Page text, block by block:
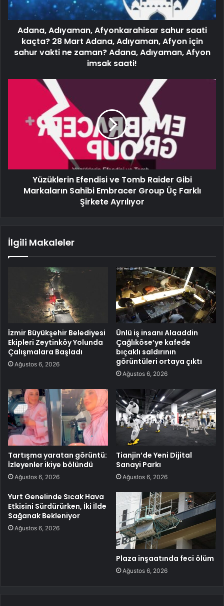
Adana, Adıyaman, Afyonkarahisar sahur saati
kaçta? 28 Mart Adana, Adıyaman, Afyon için
sahur vakti ne zaman? Adana, Adıyaman, Afyon
imsak saati!
Yüzüklerin Efendisi ve Tomb Raider Gibi
Markaların Sahibi Embracer Group Üç Farklı
Şirkete Ayrılıyor
İlgili Makaleler
İzmir Büyükşehir Belediyesi
Ekipleri Zeytinköy Yolunda
Çalışmalara Başladı
Ağustos 6, 2026
Ünlü iş insanı Alaaddin
Çağlıköse’ye kafede
bıçaklı saldırının
görüntüleri ortaya çıktı
Ağustos 6, 2026
Tartışma yaratan görüntü:
İzleyenler ikiye bölündü
Ağustos 6, 2026
Tianjin’de Yeni Dijital
Sanayi Parkı
Ağustos 6, 2026
Yurt Genelinde Sıcak Hava
Etkisini Sürdürürken, İki İlde
Sağanak Bekleniyor
Ağustos 6, 2026
Plaza inşaatında feci ölüm
Ağustos 6, 2026